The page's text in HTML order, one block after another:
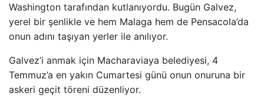
Washington tarafından kutlanıyordu. Bugün Galvez,
yerel bir şenlikle ve hem Malaga hem de Pensacola’da
onun adını taşıyan yerler ile anılıyor.
Galvez’i anmak için Macharaviaya belediyesi, 4
Temmuz’a en yakın Cumartesi günü onun onuruna bir
askeri geçit töreni düzenliyor.